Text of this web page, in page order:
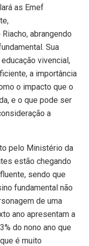
as Emef
abrangendo
Sua
vivencial,
a importância
o impacto que o
e o que pode ser
a
pelo Ministério da
estão chegando
sendo que
fundamental não
de uma
ano apresentam a
do nono ano que
é muito